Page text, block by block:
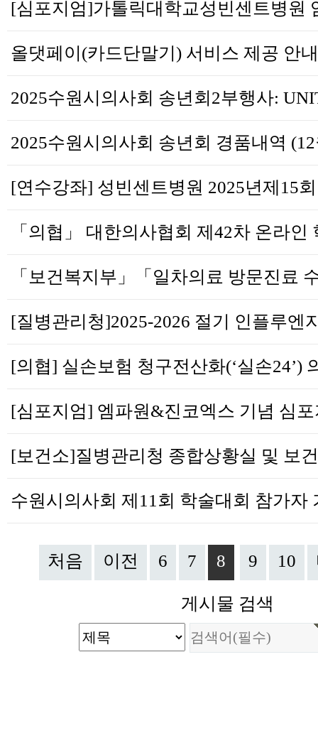
처음 이전 6 7 8 9 10
게시물 검색